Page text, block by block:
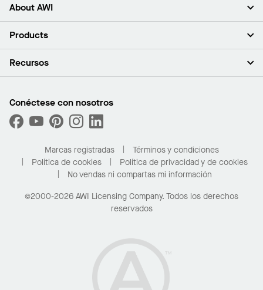
About AWI
Acerca de nosotros
Sala de prensa
¿Cuáles son mis opciones de compra?
Products
Plafones
Capacidades personalizadas
Desempeño
Recursos
Buscar un distribuidor
Solicitar muestras
Compre en línea con Kanopi
Para el hogar
Conéctese con nosotros
Marcas registradas
Términos y condiciones
Política de cookies
Política de privacidad y de cookies
No vendas ni compartas mi información
©2000-2026 AWI Licensing Company. Todos los derechos
reservados